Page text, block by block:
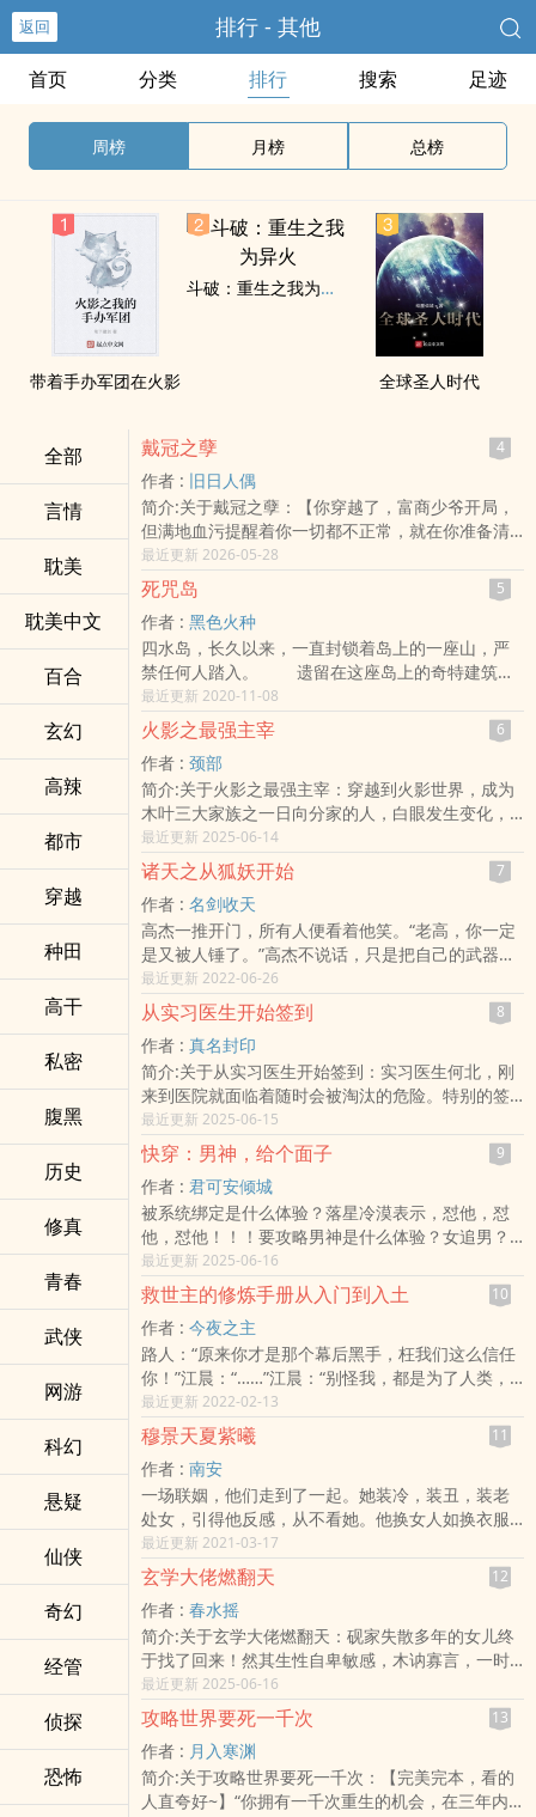
返回 排行 - 其他
首页 分类 排行 搜索 足迹
周榜 月榜 总榜
带着手办军团在火影
斗破：重生之我为异火
全球圣人时代
全部
言情
耽美
耽美中文
百合
玄幻
​高​‎‌辣‌‎
都市
穿越
种田
高干
私密
腹黑
历史
修真
青春
武侠
网游
科幻
悬疑
仙侠
奇幻
经管
侦探
恐怖
戴冠之孽 4
作者 : 旧日人偶
简介:关于戴冠之孽：【你穿越了，富商少爷开局，
但满地血污提醒着你一切都不正常，就在你准备清
理现场，门口传来了警察的敲门声……】【你锒铛入
狱，即将被当成替罪羊推上打靶场，为了自救你只
能想办法贿赂狱警……】【你在自救中发现，打靶场
上的花生米不是你生命的唯一威胁，不可言状之物
潜藏在暗中，露出了如饥似渴的大口……】一朝穿
越，锒铛入狱，林恩只能凭借自己的大脑求生，从
底层兢兢业业，做大做强，再创辉煌，不曾想这个
世界从不如人愿。多年后。“你们凭什么称呼我邪
神？是时候清算你们了，历史的寄生虫，旧日的残
党，路灯上的挂饰，反动派们！”……性相，序列，
遗物，非凡者；这是来自历史下游者的挣扎。战
争，资本，革新，诸神们；这是给孽主的加冕戴冠
传说。
最近更新 2026-05-28
死咒岛 5
作者 : 黑色火种
四水岛，长久以来，一直封锁着岛上的一座山，严
禁任何人踏入。 遗留在这座岛上的奇特建筑究
竟是什么？这座岛的原住民又究竟是什么人？那正
逐步蔓延的诅咒，其源头真的是那座禁山吗？
最近更新 2020-11-08
火影之最强主宰 6
作者 : 颈部
简介:关于火影之最强主宰：穿越到火影世界，成为
木叶三大家族之一日向分家的人，白眼发生变化，
获得了内视的能力……在内视状态下拥有主宰体内的
一切的能力……偶然间发现先祖的秘密，从此走上和
六道仙人不同的路……新书《从给鸣人治病开始》已
经上传！喜欢的可以关注一下。。
最近更新 2025-06-14
诸天之从狐妖开始 7
作者 : 名剑收天
高杰一推开门，所有人便看着他笑。“老高，你一定
是又被人锤了。”高杰不说话，只是把自己的武器放
在桌子上，推到老板面前。“换一叠强化符，一门绝
艺。”他们又故意高声嚷嚷道：“你一定被人打败
了。”“这个月第三次了吧！”“穿越者里面混的最惨
的。”一时间，店里店外充斥着快活的气氛，大家都
好久没有这样高兴过了。高杰也赔笑了起来，伸出
手捞回了自己的剑，拔出鞘来。快活的气氛顿时一
滞，拉长的声音像极了鹅叫。久久不休
最近更新 2022-06-26
从实习医生开始签到 8
作者 : 真名封印
简介:关于从实习医生开始签到：实习医生何北，刚
来到医院就面临着随时会被淘汰的危险。特别的签
到技能，却让他平步青云，步步高升。在“手术室”签
到【一级手术】在“麻醉科”签到【一级麻醉】在“骨
科”签到【正骨十八手】在“放射科”签到【透视眼】
……不知不觉一年后，他从一个菜鸟，成为了医院的
大神！
最近更新 2025-06-15
快穿：男神，给个面子 9
作者 : 君可安倾城
被系统绑定是什么体验？落星冷漠表示，怼他，怼
他，怼他！！！要攻略男神是什么体验？女追男？
不可能，这辈子都不可能主动。凤梧：【我求你好
好做任务行不行？】落星：“考虑考虑。”凤梧：【考
虑什么？你追的可是男神，男神啊。】落星：“嗯。”
那又怎样
最近更新 2025-06-16
救世主的修炼手册从入门到入土 10
作者 : 今夜之主
路人：“原来你才是那个幕后黑手，枉我们这么信任
你！”江晨：“……”江晨：“别怪我，都是为了人类，
我不能输，所以只能请你们去死了。”……【第一场
游戏：深海大逃杀】【第二场游戏：谁是杀手？】
【第三场游戏：？？？？？】……“我的目标从始至
终都只有一个”“活着……”“然后不择手段的赢下每一
场游戏。”
————————————————————本书
又名：《重生后为人类力挽狂澜的我却成了反
派？》万相完结了，这次绝对不割了，我以人格担
保（狗头保命）
最近更新 2022-02-13
穆景天夏紫曦 11
作者 : 南安
一场联姻，他们走到了一起。她装冷，装丑，装老
处女，引得他反感，从不看她。他换女人如换衣服
一样快，从不回家，所以，对家里的“丑妻”不闻不
问，所以结婚一年，他除了知道自己的老婆很丑之
外，一无所知。终于，他受不了，开了口，“离婚
吧！”她惊愕，但是却不失落，“想要我离婚也可以，
但是，事情的后果你来承担，也不准像夏式伸手！”
“好，我答应你！”于是，她在离婚协议书上签下字，
签字的那一刻，她的嘴角勾起一
最近更新 2021-03-17
玄学大佬燃翻天 12
作者 : 春水摇
简介:关于玄学大佬燃翻天：砚家失散多年的女儿终
于找了回来！然其生性自卑敏感，木讷寡言，一时
想不开跳河自尽，再睁眼，便是除了名字什么都不
记得的砚灵兮。砚灵兮天生一副笑脸，什么都吃就
是不吃亏，什么都受就是不受委屈，既然砚家不喜
欢她，她就毅然决然搬出去。几个月后，砚家再次
找到砚灵兮。彼时，她正在摆地摊，边摆边念叨:“看
风水择吉日，八字合婚宝宝取名，算命看字相面，
最近更新 2025-06-16
攻略世界要死一千次 13
作者 : 月入寒渊
简介:关于攻略世界要死一千次：【完美完本，看的
人直夸好~】“你拥有一千次重生的机会，在三年内